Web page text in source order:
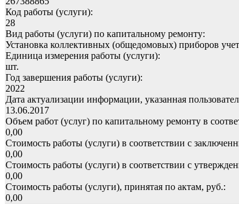
Код работы (услуги):
28
Вид работы (услуги) по капитальному ремонту:
Установка коллективных (общедомовых) приборов
Единица измерения работы (услуги):
шт.
Год завершения работы (услуги):
2022
Дата актуализации информации, указанная
13.06.2017
Объем работ (услуг) по капитальному ремонту в
0,00
Стоимость работы (услуги) в соответствии с
0,00
Стоимость работы (услуги) в соответствии с
0,00
Стоимость работы (услуги), принятая по актам, руб.:
0,00